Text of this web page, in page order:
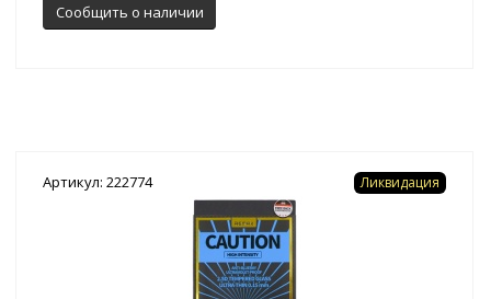
Сообщить о наличии
Артикул: 222774 Ликвидация